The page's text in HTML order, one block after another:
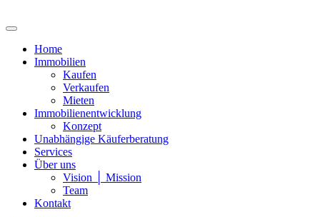
Home
Immobilien
Kaufen
Verkaufen
Mieten
Immobilienentwicklung
Konzept
Unabhängige Käuferberatung
Services
Über uns
Vision │ Mission
Team
Kontakt